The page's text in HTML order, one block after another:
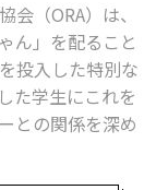
（ORA）は、
ん」を配ること
投入した特別な
た学生にこれを
との関係を深め